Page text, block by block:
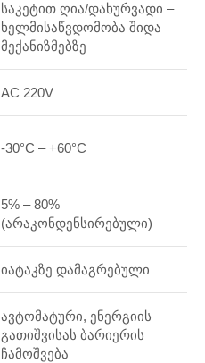
საკეტით ღია/დახურვადი –
ხელმისაწვდომობა შიდა
მექანიზმებზე
AC 220V
-30°C – +60°C
5% – 80%
(არაკონდენსირებული)
იატაკზე დამაგრებული
ავტომატური, ენერგიის
გათიშვისას ბარიერის
ჩამოშვება